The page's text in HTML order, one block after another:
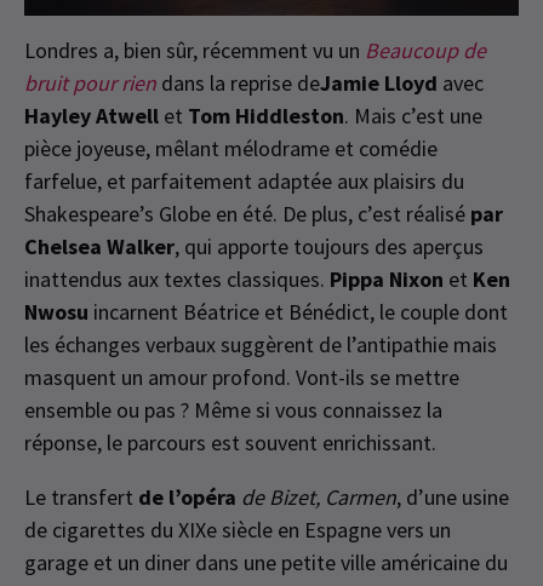
Londres a, bien sûr, récemment vu un Beaucoup de
bruit pour rien dans la reprise deJamie Lloyd avec
Hayley Atwell et Tom Hiddleston. Mais c’est une
pièce joyeuse, mêlant mélodrame et comédie
farfelue, et parfaitement adaptée aux plaisirs du
Shakespeare’s Globe en été. De plus, c’est réalisé par
Chelsea Walker, qui apporte toujours des aperçus
inattendus aux textes classiques. Pippa Nixon et Ken
Nwosu incarnent Béatrice et Bénédict, le couple dont
les échanges verbaux suggèrent de l’antipathie mais
masquent un amour profond. Vont-ils se mettre
ensemble ou pas ? Même si vous connaissez la
réponse, le parcours est souvent enrichissant.
Le transfert de l’opéra de Bizet, Carmen, d’une usine
de cigarettes du XIXe siècle en Espagne vers un
garage et un diner dans une petite ville américaine du